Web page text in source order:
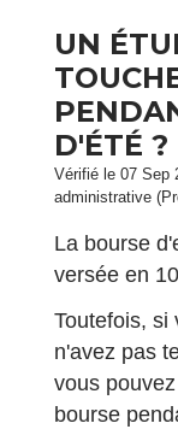
UN
D'ÉTÉ ?
Vérifié le 07 Sep
administrative
La bourse
versée en
Toutefois, si
n'avez pas
vous
bourse